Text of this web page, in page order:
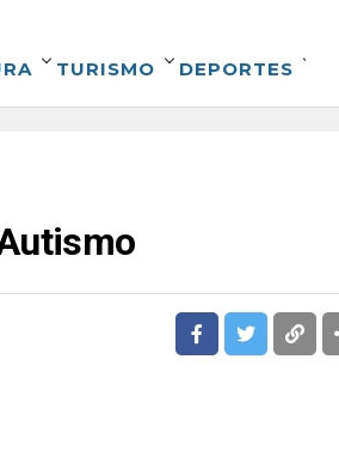
TURISMO DEPORTES